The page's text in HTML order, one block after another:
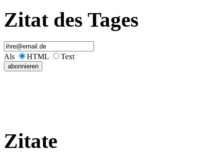
Zitat des Tages
Als HTML Text
Zitate